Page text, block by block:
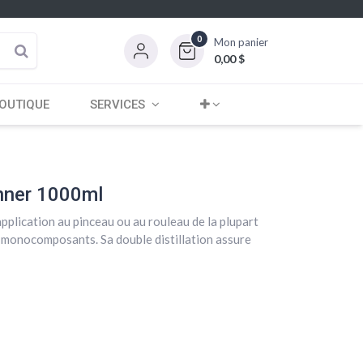
0 Mon panier
0,00$
SERVICES
1000ml
au pinceau ou au rouleau de la plupart
Sa double distillation assure